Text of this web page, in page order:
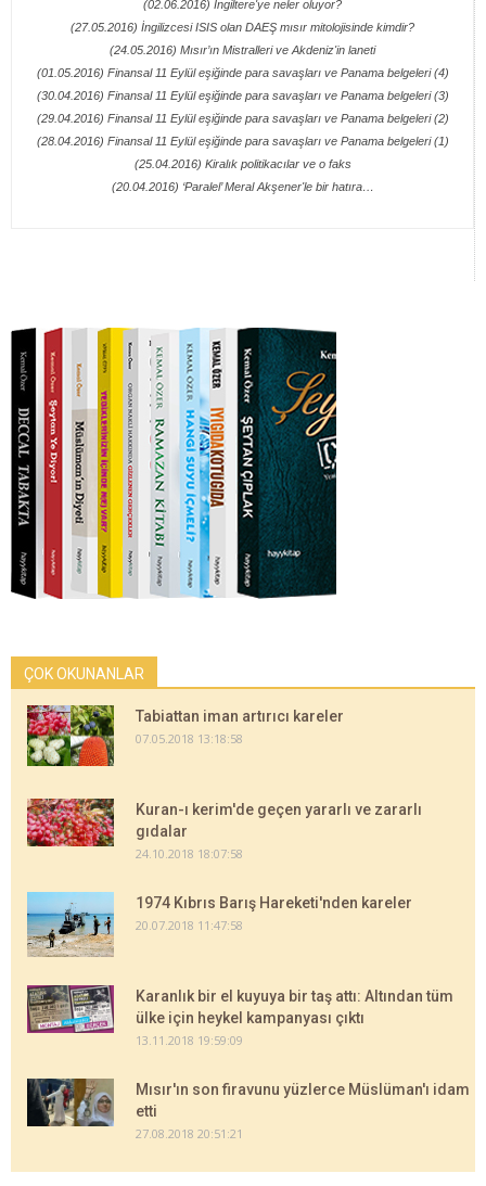
(02.06.2016) İngiltere'ye neler oluyor?
(27.05.2016) İngilizcesi ISIS olan DAEŞ mısır mitolojisinde kimdir?
(24.05.2016) Mısır’ın Mistralleri ve Akdeniz'in laneti
(01.05.2016) Finansal 11 Eylül eşiğinde para savaşları ve Panama belgeleri (4)
(30.04.2016) Finansal 11 Eylül eşiğinde para savaşları ve Panama belgeleri (3)
(29.04.2016) Finansal 11 Eylül eşiğinde para savaşları ve Panama belgeleri (2)
(28.04.2016) Finansal 11 Eylül eşiğinde para savaşları ve Panama belgeleri (1)
(25.04.2016) Kiralık politikacılar ve o faks
(20.04.2016) ‘Paralel’ Meral Akşener'le bir hatıra…
ÇOK OKUNANLAR
Tabiattan iman artırıcı kareler
07.05.2018 13:18:58
Kuran-ı kerim'de geçen yararlı ve zararlı
gıdalar
24.10.2018 18:07:58
1974 Kıbrıs Barış Hareketi'nden kareler
20.07.2018 11:47:58
Karanlık bir el kuyuya bir taş attı: Altından tüm
ülke için heykel kampanyası çıktı
13.11.2018 19:59:09
Mısır'ın son firavunu yüzlerce Müslüman'ı idam
etti
27.08.2018 20:51:21